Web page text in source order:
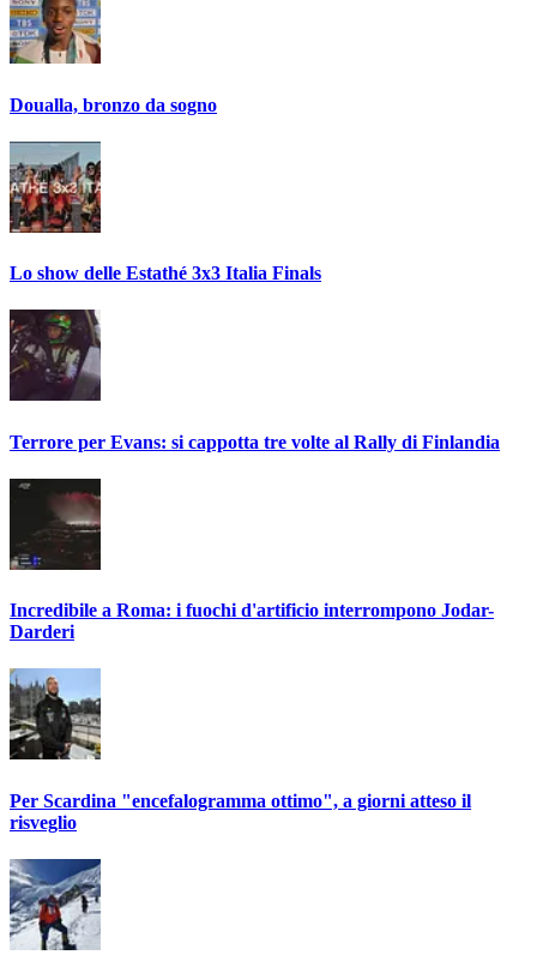
Doualla, bronzo da sogno
Lo show delle Estathé 3x3 Italia Finals
Terrore per Evans: si cappotta tre volte al Rally di Finlandia
Incredibile a Roma: i fuochi d'artificio interrompono Jodar-
Darderi
Per Scardina "encefalogramma ottimo", a giorni atteso il
risveglio